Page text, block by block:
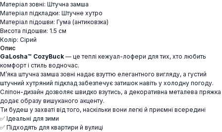
Матеріал зовні: Штучна замша
Матеріал підкладки: Штучне хутро
Матеріал підошви: Гума (антиковзка)
Висота підошви: 1.5 см
Колір: Сірий
Опис
GaLosha™ CozyBuck — це теплі кежуал-лофери для тих, хто любить
комфорт і стиль водночас.
М’яка штучна замша зовні надає взуттю елегантного вигляду, а густий
штучний хутряний підклад забезпечує затишок навіть у холодну погоду.
Сліпон-дизайн дозволяє швидко взутись, а декоративна металева пряжка
додає образу вишуканого акценту.
Ти будеш у захваті від того, наскільки вони легкі й приємні всередині
✅ Ідеальні для зими
✅ Підходять для квартири й вулиці